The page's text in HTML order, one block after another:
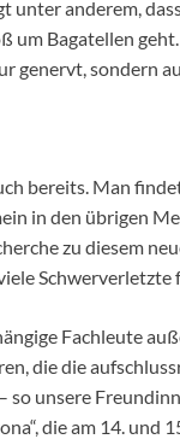
unter anderem,
um Bagatellen
genervt, sondern
bereits. Man
in den übrigen
zu diesem
Schwerverletzte
Fachleute
die die
so unsere
die am 14. und